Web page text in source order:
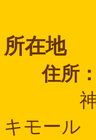
（台
所在地
住所：
神奈川
キモール